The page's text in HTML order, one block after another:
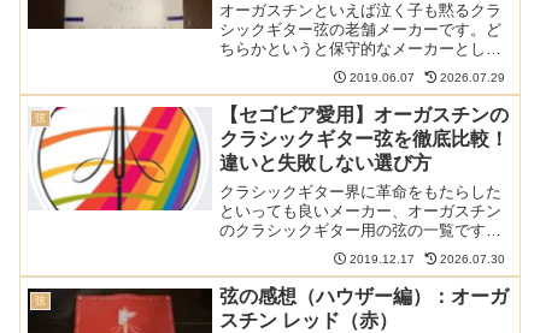
オーガスチンといえば泣く子も黙るクラ
シックギター弦の老舗メーカーです。ど
ちらかというと保守的なメーカーとして
知られていました。そんなメーカーが久
しぶりに新しい弦をリリースしました。
それがパラゴン(Paragon)です。以下の記
事で本ブログの...
2019.06.07 2026.07.29
弦
【セゴビア愛用】オーガスチンの
クラシックギター弦を徹底比較！
違いと失敗しない選び方
クラシックギター界に革命をもたらした
といっても良いメーカー、オーガスチン
のクラシックギター用の弦の一覧です。
現在のクラシックギターの音はオーガス
チンのおかげといってもいいくらい重要
な、ナイロンを弦に使うということを最
初に行ったのがオーガスチ...
2019.12.17 2026.07.30
弦
弦の感想（ハウザー編）：オーガ
スチン レッド（赤）